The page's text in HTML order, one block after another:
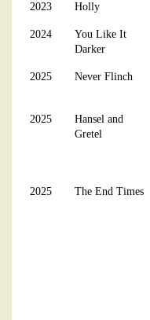
2023 Holly
2024
You Like It
Darker
2025 Never Flinch
2025
Hansel and
Gretel
2025 The End Times